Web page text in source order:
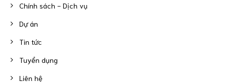
Chính sách - Dịch vụ
Dự án
Tin tức
Tuyển dụng
Liên hệ